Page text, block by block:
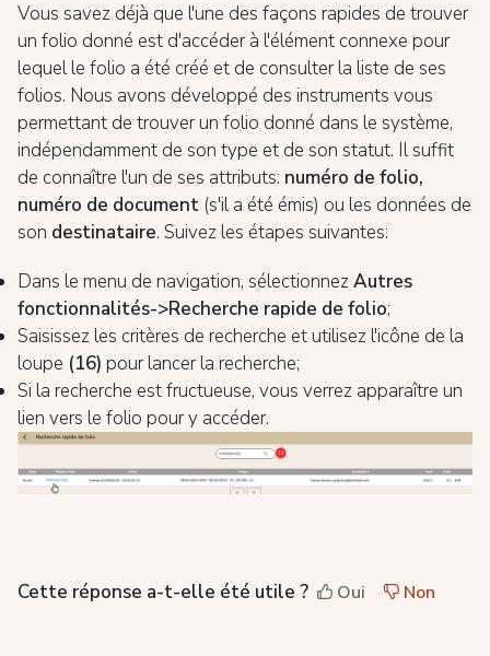
Vous savez déjà que l'une des façons rapides de trouver
un folio donné est d'accéder à l'élément connexe pour
lequel le folio a été créé et de consulter la liste de ses
folios. Nous avons développé des instruments vous
permettant de trouver un folio donné dans le système,
indépendamment de son type et de son statut. Il suffit
de connaître l'un de ses attributs: numéro de folio,
numéro de document (s'il a été émis) ou les données de
son destinataire. Suivez les étapes suivantes:
Dans le menu de navigation, sélectionnezAutres
fonctionnalités->Recherche rapide de folio;
Saisissez les critères de recherche et utilisez l'icône de la
loupe (16) pour lancer la recherche;
Si la recherche est fructueuse, vous verrez apparaître un
lien vers le folio pour y accéder.
Cette réponse a-t-elle été utile ? Oui Non